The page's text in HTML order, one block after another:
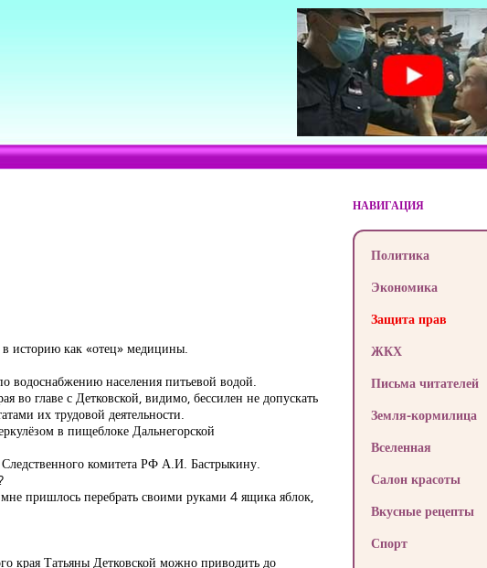
в историю как «отец» медицины.
водоснабжению населения питьевой водой.
во главе с Детковской, видимо, бессилен не допускать
их трудовой деятельности.
в пищеблоке Дальнегорской
комитета РФ А.И. Бастрыкину.
пришлось перебрать своими руками 4 ящика яблок,
края Татьяны Детковской можно приводить до
НАВИГАЦИЯ
Политика
Экономика
Защита прав
ЖКХ
Письма читателей
Земля-кормилица
Вселенная
Салон красоты
Вкусные рецепты
Спорт